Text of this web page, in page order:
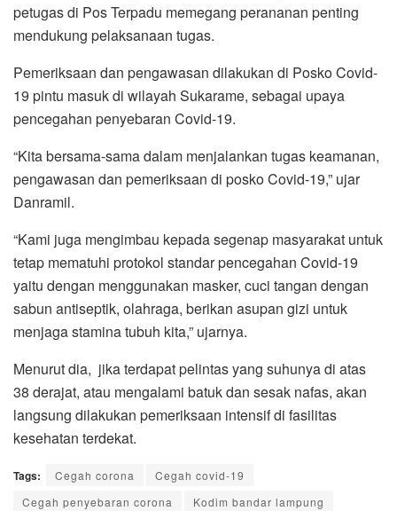
petugas di Pos Terpadu memegang perananan penting
mendukung pelaksanaan tugas.
Pemeriksaan dan pengawasan dilakukan di Posko Covid-
19 pintu masuk di wilayah Sukarame, sebagai upaya
pencegahan penyebaran Covid-19.
“Kita bersama-sama dalam menjalankan tugas keamanan,
pengawasan dan pemeriksaan di posko Covid-19,” ujar
Danramil.
“Kami juga mengimbau kepada segenap masyarakat untuk
tetap mematuhi protokol standar pencegahan Covid-19
yaitu dengan menggunakan masker, cuci tangan dengan
sabun antiseptik, olahraga, berikan asupan gizi untuk
menjaga stamina tubuh kita,” ujarnya.
Menurut dia, jika terdapat pelintas yang suhunya di atas
38 derajat, atau mengalami batuk dan sesak nafas, akan
langsung dilakukan pemeriksaan intensif di fasilitas
kesehatan terdekat.
Tags: Cegah corona
Cegah covid-19
Cegah penyebaran corona
Kodim bandar lampung